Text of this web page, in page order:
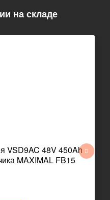
на складе
VSD9AC 48V 450Ah
MAXIMAL FB15